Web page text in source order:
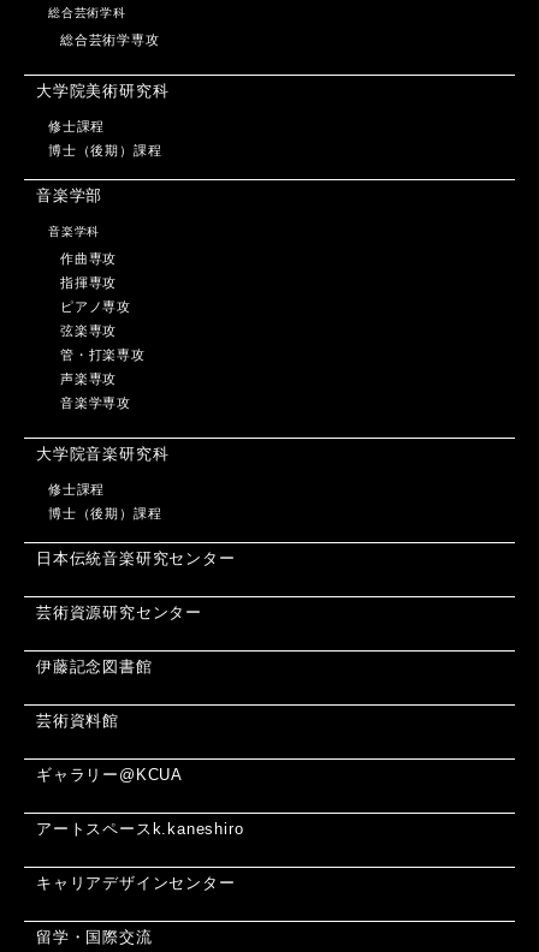
総合芸術学科
総合芸術学専攻
大学院美術研究科
修士課程
博士（後期）課程
音楽学部
音楽学科
作曲専攻
指揮専攻
ピアノ専攻
弦楽専攻
管・打楽専攻
声楽専攻
音楽学専攻
大学院音楽研究科
修士課程
博士（後期）課程
日本伝統音楽研究センター
芸術資源研究センター
伊藤記念図書館
芸術資料館
ギャラリー@KCUA
アートスペースk.kaneshiro
キャリアデザインセンター
留学・国際交流